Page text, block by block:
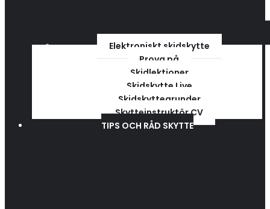
Elektroniskt skidskytte
Prova på
Skidlektioner
Skidskytte Live
Skidskyttegrunder
Skytteinstruktör CV
TIPS OCH RÅD SKYTTE